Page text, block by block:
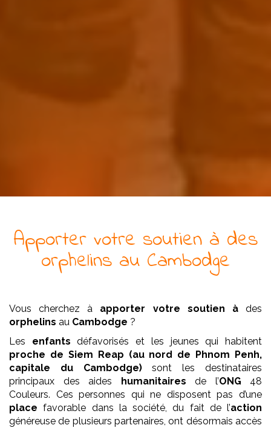
Apporter votre soutien à des
orphelins au Cambodge
Vous cherchez à apporter votre soutien àdes
orphelins au Cambodge ?
Les enfants défavorisés et les jeunes qui habitent
proche de Siem Reap (au nord de Phnom Penh,
capitale du Cambodge)sont les destinataires
principaux des aides
humanitaires de l’ONG 48
Couleurs. Ces personnes qui ne disposent pas d’une
placefavorable dans la société, du fait de l’action
généreuse de plusieurs partenaires, ont désormais accès